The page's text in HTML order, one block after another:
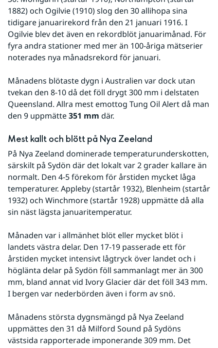
1882) och Ogilvie (1910) slog den 30 allihopa sina
tidigare januarirekord från den 21 januari 1916. I
Ogilvie blev det även en rekordblöt januarimånad. För
fyra andra stationer med mer än 100-åriga mätserier
noterades nya månadsrekord för januari.
Månadens blötaste dygn i Australien var dock utan
tvekan den 8-10 då det föll drygt 300 mm i delstaten
Queensland. Allra mest emottog Tung Oil Alert då man
den 9 uppmätte 351 mm där.
Mest kallt och blött på Nya Zeeland
På Nya Zeeland dominerade temperaturunderskotten,
särskilt på Sydön där det lokalt var 2 grader kallare än
normalt. Den 4-5 förekom för årstiden mycket låga
temperaturer. Appleby (startår 1932), Blenheim (startår
1932) och Winchmore (startår 1928) uppmätte då alla
sin näst lägsta januaritemperatur.
Månaden var i allmänhet blöt eller mycket blöt i
landets västra delar. Den 17-19 passerade ett för
årstiden mycket intensivt lågtryck över landet och i
höglänta delar på Sydön föll sammanlagt mer än 300
mm, bland annat vid Ivory Glacier där det föll 343 mm.
I bergen var nederbörden även i form av snö.
Månadens största dygnsmängd på Nya Zeeland
uppmättes den 31 då Milford Sound på Sydöns
västsida rapporterade imponerande 309 mm. Det